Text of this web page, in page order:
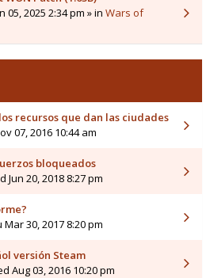
05, 2025 2:34 pm » in Wars of
recursos que dan las ciudades
07, 2016 10:44 am
bloqueados
Jun 20, 2018 8:27 pm
Mar 30, 2017 8:20 pm
versión Steam
Aug 03, 2016 10:20 pm